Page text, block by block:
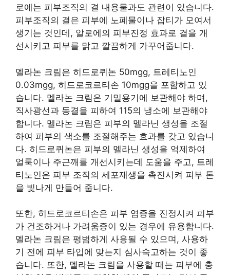
로에는 피부조직의 결 내용물과도 관련이 있습니다.
피부조직의 결은 피부에 노폐물이나 잡티가 모여서
생기는 것인데, 알로에의 피부진정 효과로 결을 개
선시키고 피부를 맑고 깔끔하게 가꾸어줍니다.
멜라논 크림은 히드로퀴논 50mgg, 트레티노인
0.03mgg, 히드로코르티손 10mgg을 포함하고 있
습니다. 멜라논 크림은 기밀용기에 보관해야 하며,
직사광선과 동결을 피하여 115의 냉소에 보관해야
합니다. 멜라논 크림은 피부의 멜라닌 생성을 조절
하여 피부의 색소를 조절해주는 효과를 갖고 있습니
다. 히드로퀴논은 피부의 멜라닌 생성을 억제하여
얼룩이나 주근깨를 개선시키는데 도움을 주고, 트레
티노인은 피부 조직의 세포재생을 촉진시켜 피부 톤
을 빛나게 만들어 줍니다.
또한, 히드로코르티손은 피부 염증을 진정시켜 피부
가 건조하거나 가려움증이 있는 경우에 유용합니다.
멜라논 크림은 평범하게 사용될 수 있으며, 사용하
기 전에 피부 타입에 맞는지 심사숙고하는 것이 좋
습니다. 또한, 멜라논 크림을 사용할 때는 피부에 충